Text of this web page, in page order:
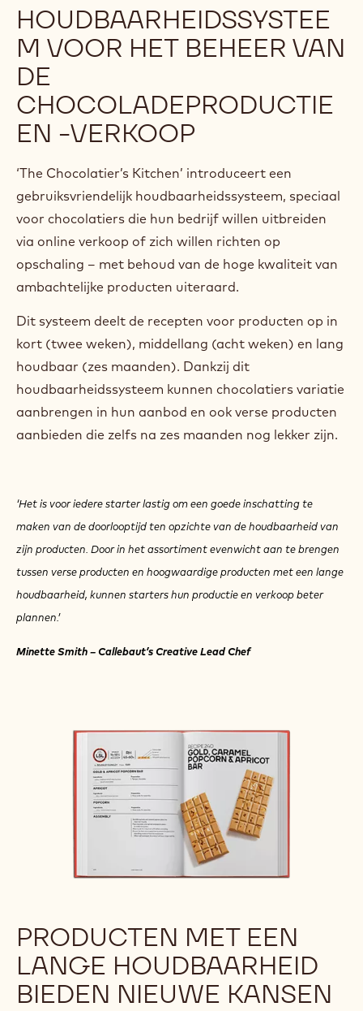
HOUDBAARHEIDSSYSTEE
M VOOR HET BEHEER VAN
DE
CHOCOLADEPRODUCTIE
EN -VERKOOP
‘The Chocolatier’s Kitchen’ introduceert een
gebruiksvriendelijk houdbaarheidssysteem, speciaal
voor chocolatiers die hun bedrijf willen uitbreiden
via online verkoop of zich willen richten op
opschaling – met behoud van de hoge kwaliteit van
ambachtelijke producten uiteraard.
Dit systeem deelt de recepten voor producten op in
kort (twee weken), middellang (acht weken) en lang
houdbaar (zes maanden). Dankzij dit
houdbaarheidssysteem kunnen chocolatiers variatie
aanbrengen in hun aanbod en ook verse producten
aanbieden die zelfs na zes maanden nog lekker zijn.
‘Het is voor iedere starter lastig om een goede inschatting te
maken van de doorlooptijd ten opzichte van de houdbaarheid van
zijn producten. Door in het assortiment evenwicht aan te brengen
tussen verse producten en hoogwaardige producten met een lange
houdbaarheid, kunnen starters hun productie en verkoop beter
plannen.’
Minette Smith – Callebaut’s Creative Lead Chef
PRODUCTEN MET EEN
LANGE HOUDBAARHEID
BIEDEN NIEUWE KANSEN